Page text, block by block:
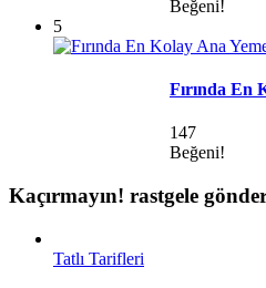
Beğeni!
5
Fırında En
147
Beğeni!
Kaçırmayın! rastgele
Tatlı Tarifleri